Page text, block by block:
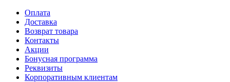
Оплата
Доставка
Возврат товара
Контакты
Акции
Бонусная программа
Реквизиты
Корпоративным клиентам